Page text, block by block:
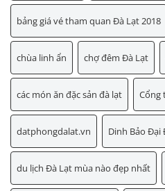
bảng giá vé tham quan Đà Lạt 2018
chùa linh ẩn chợ đêm Đà Lạt
các món ăn đặc sản đà lạt Cổng
datphongdalat.vn Dinh Bảo Đại
du lịch Đà Lạt mùa nào đẹp nhất